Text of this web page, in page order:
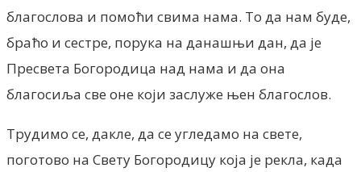
благослова и помоћи свима нама. То да нам буде,
браћо и сестре, порука на данашњи дан, да је
Пресвета Богородица над нама и да она
благосиља све оне који заслуже њен благослов.
Трудимо се, дакле, да се угледамо на свете,
поготово на Свету Богородицу која је рекла, када